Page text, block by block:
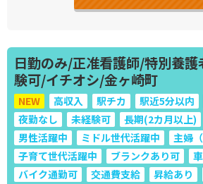
日勤のみ/正准看護師/特別養
験可/イチオシ/金ヶ崎町
NEW 高収入 駅チカ 駅近5分以内
夜勤なし
未経験可 長期(2カ月以上)
男性活躍中
ミドル世代活躍中
主婦
子育て世代活躍中
ブランクあり可
バイク通勤可
交通費支給 昇給あり